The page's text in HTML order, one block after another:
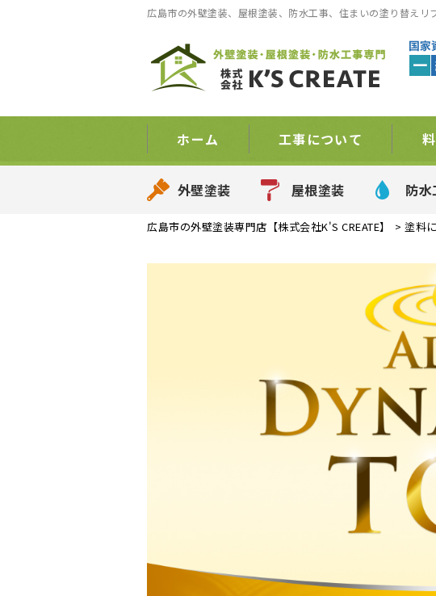
広島市の外壁塗装、屋根塗装、防水工事、住まいの塗り替え
ホーム 工事について
外壁塗装 屋根塗装 防
広島市の外壁塗装専門店【株式会社K'S CREATE】 > 塗料